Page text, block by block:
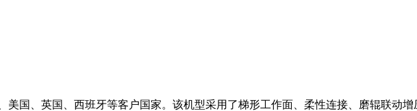
美国、英国、西班牙等客户国家。该机型采用了梯形工作面、柔性连接、磨辊联动